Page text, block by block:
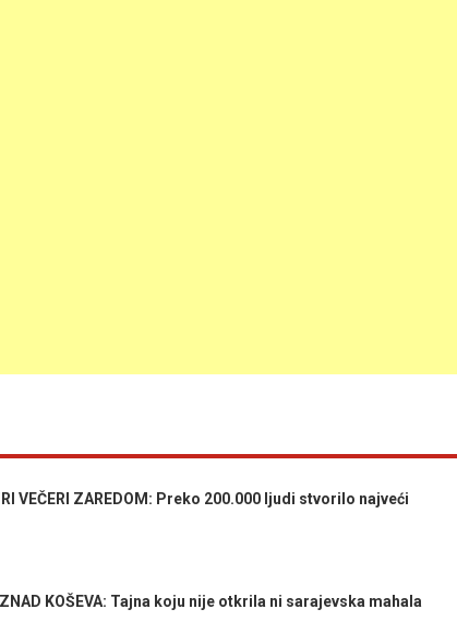
VEČERI ZAREDOM: Preko 200.000 ljudi stvorilo najveći
KOŠEVA: Tajna koju nije otkrila ni sarajevska mahala